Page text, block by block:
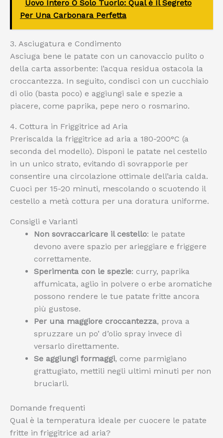
Uovo Intero O Solo Tuorlo: Qual è Il Segreto
Per Una Carbonara Perfetta
3. Asciugatura e Condimento
Asciuga bene le patate con un canovaccio pulito o
della carta assorbente: l’acqua residua ostacola la
croccantezza. In seguito, condisci con un cucchiaio
di olio (basta poco) e aggiungi sale e spezie a
piacere, come paprika, pepe nero o rosmarino.
4. Cottura in Friggitrice ad Aria
Preriscalda la friggitrice ad aria a 180-200°C (a
seconda del modello). Disponi le patate nel cestello
in un unico strato, evitando di sovrapporle per
consentire una circolazione ottimale dell’aria calda.
Cuoci per 15-20 minuti, mescolando o scuotendo il
cestello a metà cottura per una doratura uniforme.
Consigli e Varianti
Non sovraccaricare il cestello: le patate
devono avere spazio per arieggiare e friggere
correttamente.
Sperimenta con le spezie: curry, paprika
affumicata, aglio in polvere o erbe aromatiche
possono rendere le tue patate fritte ancora
più gustose.
Per una maggiore croccantezza, prova a
spruzzare un po’ d’olio spray invece di
versarlo direttamente.
Se aggiungi formaggi, come parmigiano
grattugiato, mettili negli ultimi minuti per non
bruciarli.
Domande frequenti
Qual è la temperatura ideale per cuocere le patate
fritte in friggitrice ad aria?